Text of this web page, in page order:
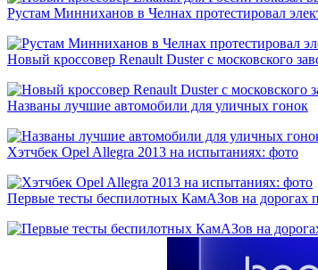
Рустам Минниханов в Челнах протестировал
Новый кроссовер Renault Duster с московского
Названы лучшие автомобили для уличных гонок
Хэтчбек Opel Allegra 2013 на испытаниях: фото
Первые тесты беспилотных КамАЗов на дорогах